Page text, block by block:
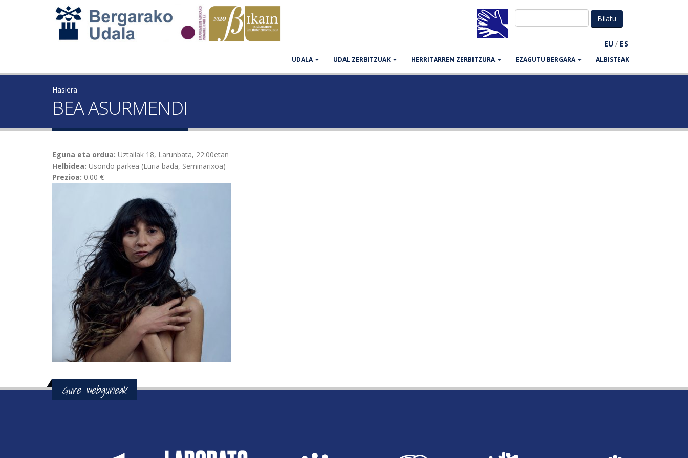
EU / ES
UDALA UDAL ZERBITZUAK HERRITARREN ZERBITZURA EZAGUTU BERGARA ALBISTEAK
Hasiera
BEA ASURMENDI
Eguna eta ordua: Uztailak 18, Larunbata, 22:00etan
Helbidea: Usondo parkea (Euria bada, Seminarixoa)
Prezioa: 0.00 €
Gure webguneak